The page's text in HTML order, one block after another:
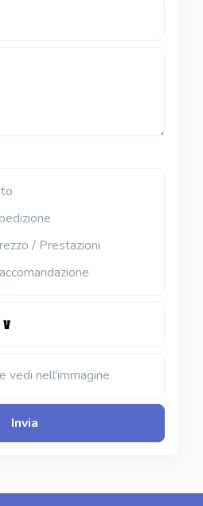
/ Prestazioni
vedi nell'immagine
Invia